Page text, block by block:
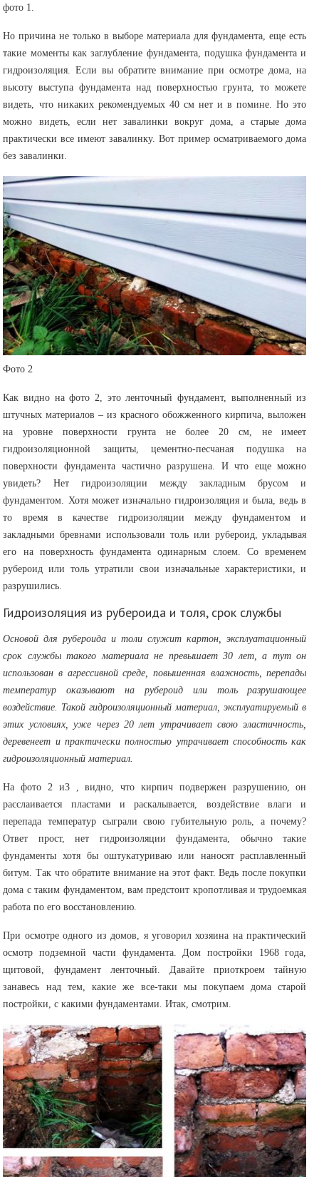
фото 1.
Но причина не только в выборе материала для фундамента, еще есть
такие моменты как заглубление фундамента, подушка фундамента и
гидроизоляция. Если вы обратите внимание при осмотре дома, на
высоту выступа фундамента над поверхностью грунта, то можете
видеть, что никаких рекомендуемых 40 см нет и в помине. Но это
можно видеть, если нет завалинки вокруг дома, а старые дома
практически все имеют завалинку. Вот пример осматриваемого дома
без завалинки.
Фото 2
Как видно на фото 2, это ленточный фундамент, выполненный из
штучных материалов – из красного обожженного кирпича, выложен
на уровне поверхности грунта не более 20 см, не имеет
гидроизоляционной защиты, цементно-песчаная подушка на
поверхности фундамента частично разрушена. И что еще можно
увидеть? Нет гидроизоляции между закладным брусом и
фундаментом. Хотя может изначально гидроизоляция и была, ведь в
то время в качестве гидроизоляции между фундаментом и
закладными бревнами использовали толь или рубероид, укладывая
его на поверхность фундамента одинарным слоем. Со временем
рубероид или толь утратили свои изначальные характеристики, и
разрушились.
Гидроизоляция из рубероида и толя, срок службы
Основой для рубероида и толи служит картон, эксплуатационный
срок службы такого материала не превышает 30 лет, а тут он
использован в агрессивной среде, повышенная влажность, перепады
температур оказывают на рубероид или толь разрушающее
воздействие. Такой гидроизоляционный материал, эксплуатируемый в
этих условиях, уже через 20 лет утрачивает свою эластичность,
деревенеет и практически полностью утрачивает способность как
гидроизоляционный материал.
На фото 2 и3 , видно, что кирпич подвержен разрушению, он
расслаивается пластами и раскалывается, воздействие влаги и
перепада температур сыграли свою губительную роль, а почему?
Ответ прост, нет гидроизоляции фундамента, обычно такие
фундаменты хотя бы оштукатуриваю или наносят расплавленный
битум. Так что обратите внимание на этот факт. Ведь после покупки
дома с таким фундаментом, вам предстоит кропотливая и трудоемкая
работа по его восстановлению.
При осмотре одного из домов, я уговорил хозяина на практический
осмотр подземной части фундамента. Дом постройки 1968 года,
щитовой, фундамент ленточный. Давайте приоткроем тайную
занавесь над тем, какие же все-таки мы покупаем дома старой
постройки, с какими фундаментами. Итак, смотрим.